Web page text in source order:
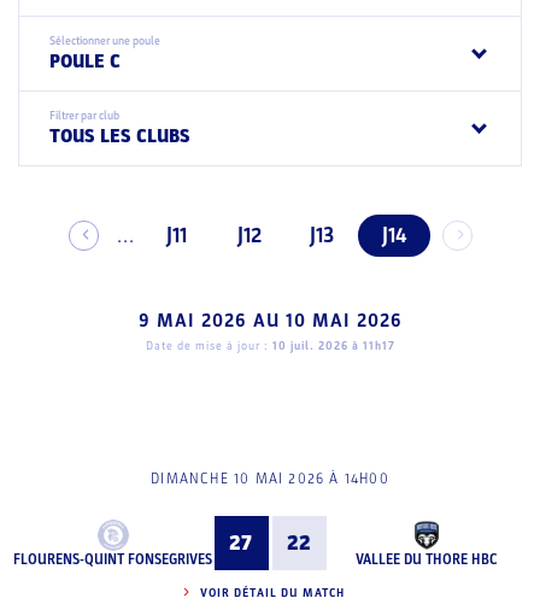
Sélectionner une poule
POULE C
Filtrer par club
TOUS LES CLUBS
... J11 J12 J13 J14
9 MAI 2026 AU 10 MAI 2026
Date de mise à jour : 10 juil. 2026 à 11h17
DIMANCHE 10 MAI 2026 À 14H00
FLOURENS-QUINT FONSEGRIVES
27 22
VALLEE DU THORE HBC
VOIR DÉTAIL DU MATCH